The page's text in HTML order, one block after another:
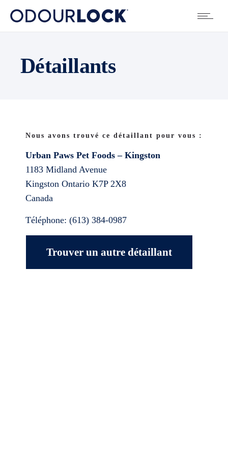
Détaillants
Nous avons trouvé ce détaillant pour vous :
Urban Paws Pet Foods – Kingston
1183 Midland Avenue
Kingston Ontario K7P 2X8
Canada
Téléphone: (613) 384-0987
Trouver un autre détaillant